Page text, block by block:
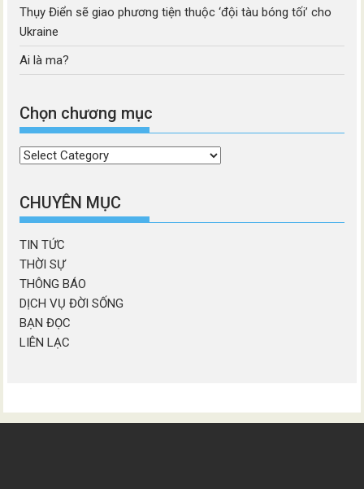
Thụy Điển sẽ giao phương tiện thuộc ‘đội tàu bóng tối’ cho
Ukraine
Ai là ma?
Chọn chương mục
Chọn
mục
CHUYÊN MỤC
TIN TỨC
THỜI SỰ
THÔNG BÁO
DỊCH VỤ ĐỜI SỐNG
BẠN ĐỌC
LIÊN LẠC